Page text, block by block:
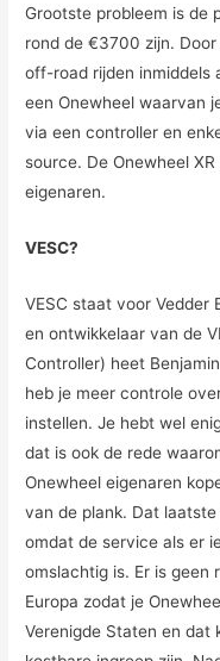
Grootste probleem is de
rond de €3700 zijn.
off-road rijden inmiddels
een Onewheel waarvan
via een controller en
source. De Onewheel
eigenaren.
VESC?
VESC staat voor Vedder
en ontwikkelaar van de
Controller) heet
heb je meer controle
instellen. Je hebt wel
dat is ook de rede
Onewheel eigenaren
van de plank. Dat
omdat de service als er
omslachtig is. Er is geen
Europa zodat je
Verenigde Staten en dat